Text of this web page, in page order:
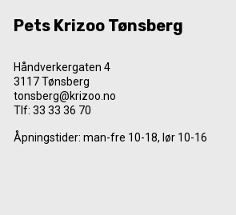
Pets Krizoo Tønsberg
Håndverkergaten 4
3117 Tønsberg
tonsberg@krizoo.no
Tlf: 33 33 36 70
Åpningstider: man-fre 10-18, lør 10-16